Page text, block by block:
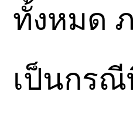
ทั้งหมด
เป็นกร